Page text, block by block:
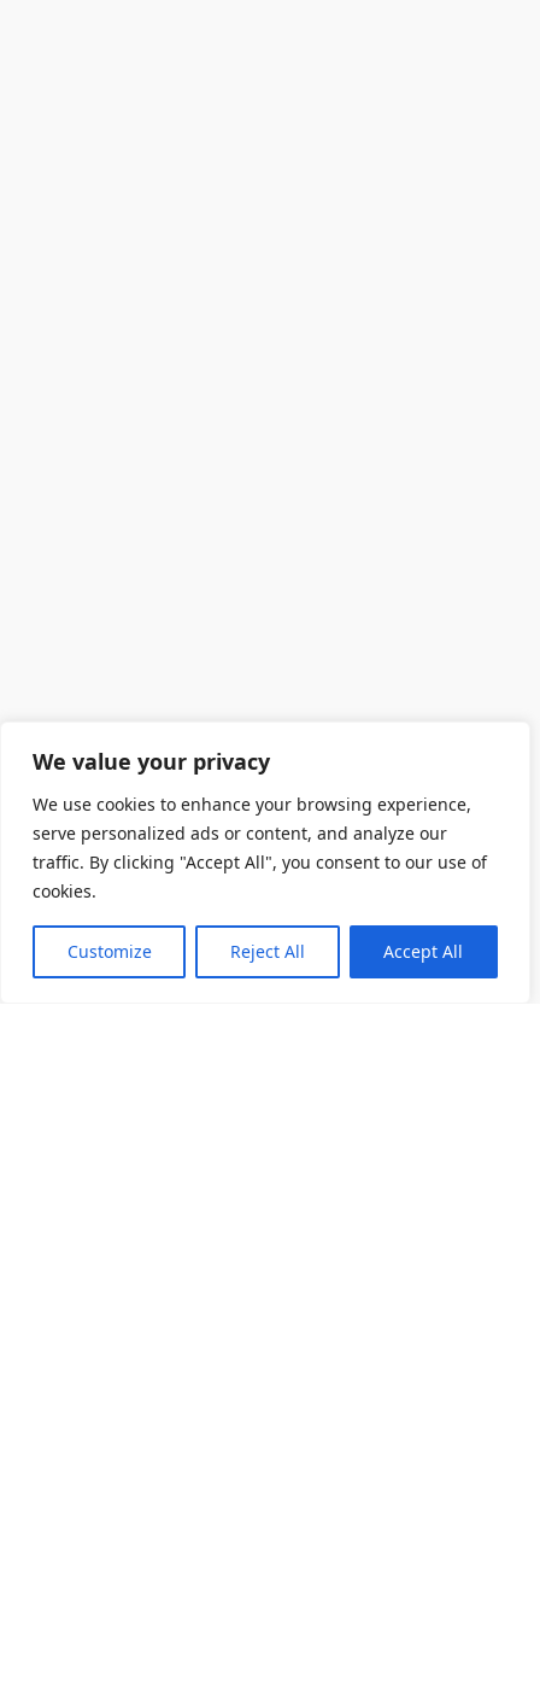
We value your privacy
We use cookies to enhance your browsing experience,
serve personalized ads or content, and analyze our
traffic. By clicking "Accept All", you consent to our use of
cookies.
Customize Reject All Accept All